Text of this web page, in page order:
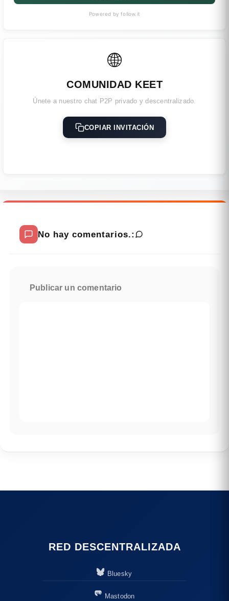
Powered by follow.it
🌐
COMUNIDAD KEET
Únete a nuestro chat P2P privado y descentralizado.
COPIAR INVITACIÓN
No hay comentarios.:
Publicar un comentario
RED DESCENTRALIZADA
Bluesky
Mastodon